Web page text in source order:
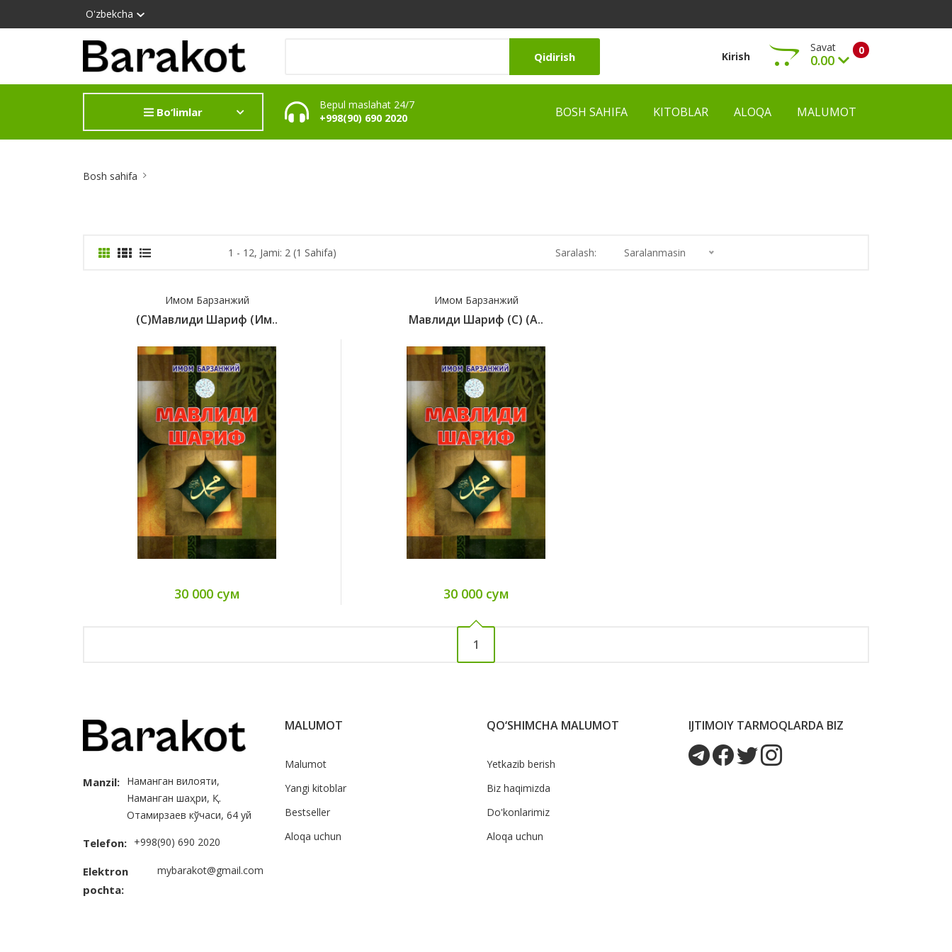
O'zbekcha
Qidirish Kirish 0
Savat
0.00
Ko‘rish
Bo‘limlar
Bepul maslahat 24/7
+998(90) 690 2020
BOSH SAHIFA KITOBLAR ALOQA MALUMOT
Bosh sahifa
1 - 12, Jami: 2 (1 Sahifa) Saralash: Saralanmasin
Имом Барзанжий
(с)Мавлиди Шариф (Им..
30 000 сум
Имом Барзанжий
Мавлиди Шариф (с) (А..
30 000 сум
1
Manzil: Наманган вилояти,
Наманган шаҳри, Қ.
Отамирзаев кўчаси, 64 уй
Telefon: +998(90) 690 2020
Elektron
pochta:
mybarakot@gmail.com
MALUMOT
Malumot
Yangi kitoblar
Bestseller
Aloqa uchun
QO‘SHIMCHA MALUMOT
Yetkazib berish
Biz haqimizda
Do'konlarimiz
Aloqa uchun
IJTIMOIY TARMOQLARDA BIZ